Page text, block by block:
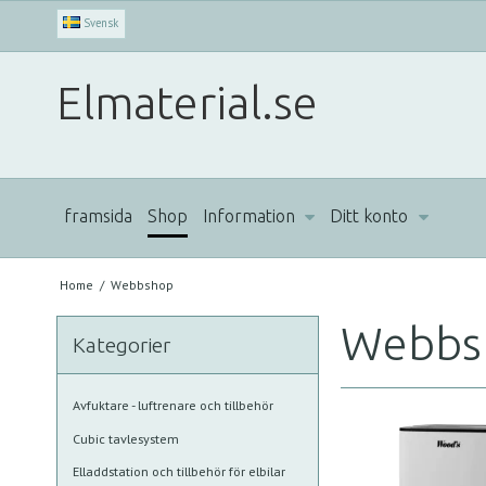
Svensk
Elmaterial.se
framsida Shop Information Ditt konto
Home / Webbshop
Kategorier
Avfuktare - luftrenare och tillbehör
Cubic tavlesystem
Elladdstation och tillbehör för elbilar